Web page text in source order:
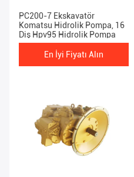
PC200-7 Ekskavatör
Komatsu Hidrolik Pompa, 16
Diş Hpv95 Hidrolik Pompa
En İyi Fiyatı Alın